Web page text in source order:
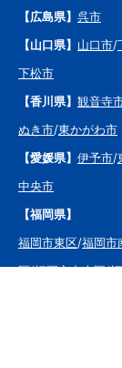
【広島県】 呉市
【山口県】 山口市/
下松市
【香川県】 観音寺
ぬき市/東かがわ市
【愛媛県】 伊予市/
中央市
【福岡県】
福岡市東区/福岡市
区/福岡市中央区/